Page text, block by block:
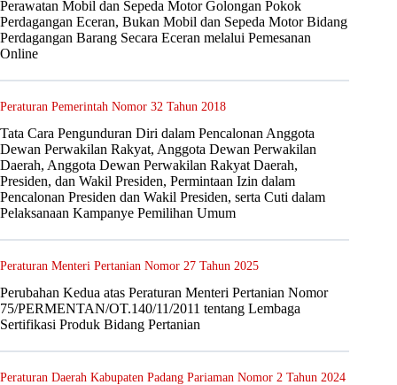
Perawatan Mobil dan Sepeda Motor Golongan Pokok
Perdagangan Eceran, Bukan Mobil dan Sepeda Motor Bidang
Perdagangan Barang Secara Eceran melalui Pemesanan
Online
Peraturan Pemerintah Nomor 32 Tahun 2018
Tata Cara Pengunduran Diri dalam Pencalonan Anggota
Dewan Perwakilan Rakyat, Anggota Dewan Perwakilan
Daerah, Anggota Dewan Perwakilan Rakyat Daerah,
Presiden, dan Wakil Presiden, Permintaan Izin dalam
Pencalonan Presiden dan Wakil Presiden, serta Cuti dalam
Pelaksanaan Kampanye Pemilihan Umum
Peraturan Menteri Pertanian Nomor 27 Tahun 2025
Perubahan Kedua atas Peraturan Menteri Pertanian Nomor
75/PERMENTAN/OT.140/11/2011 tentang Lembaga
Sertifikasi Produk Bidang Pertanian
Peraturan Daerah Kabupaten Padang Pariaman Nomor 2 Tahun 2024